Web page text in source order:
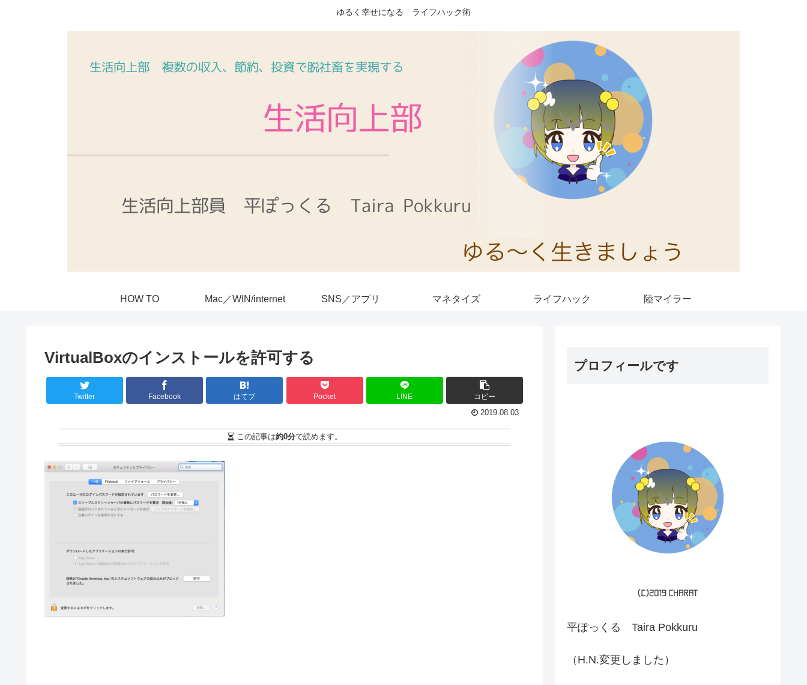
ゆるく幸せになる ライフハック術
HOW TO Mac／WIN/internet SNS／アプリ マネタイズ ライフハック 陸マイラー
VirtualBoxのインストールを許可する
Twitter Facebook はてブ Pocket LINE
コピー
2019.08.03
この記事は約0分で読めます。
プロフィールです
平ぽっくる Taira Pokkuru
（H.N.変更しました）